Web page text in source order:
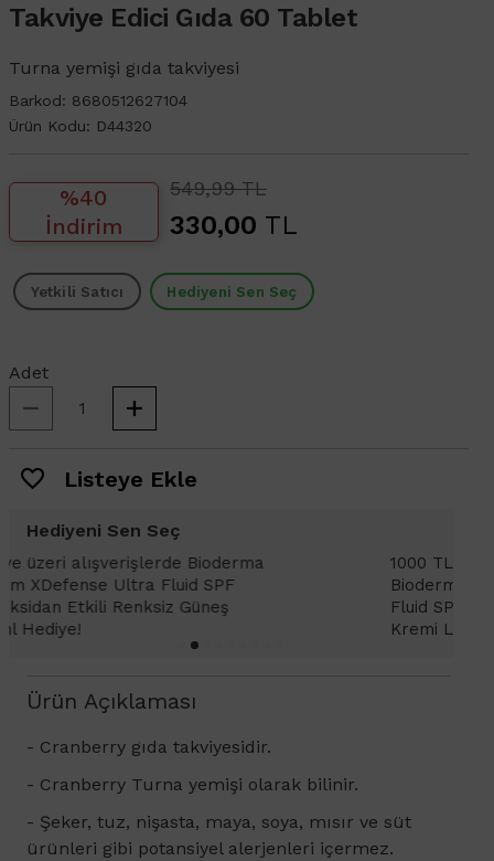
Takviye Edici Gıda 60 Tablet
Turna yemişi gıda takviyesi
Barkod: 8680512627104
Ürün Kodu: D44320
%40
İndirim
549,99 TL
330,00 TL
Yetkili Satıcı Hediyeni Sen Seç
Adet
Listeye Ekle
Hediyeni Sen Seç
1000 TL ve üzeri alışverişlerinizde
Bioderma Photoderm XDefense Ultra
Fluid SPF 50+ Antioksidan Renkli Güneş
Kremi Light 2ml hediye!
Ürün Açıklaması
- Cranberry gıda takviyesidir.
- Cranberry Turna yemişi olarak bilinir.
- Şeker, tuz, nişasta, maya, soya, mısır ve süt
ürünleri gibi potansiyel alerjenleri içermez.